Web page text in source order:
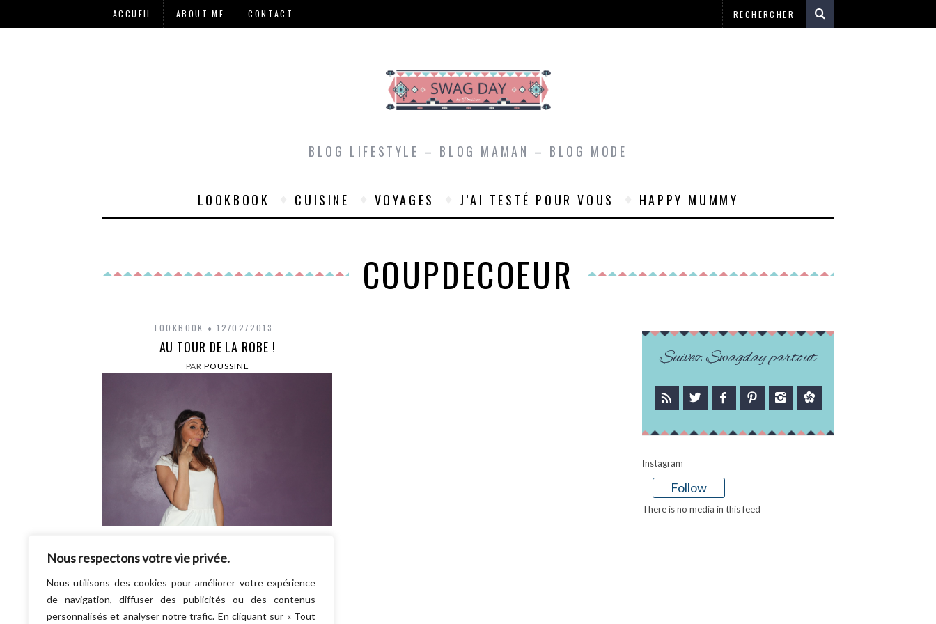
Nous respectons votre vie privée.
Nous utilisons des cookies pour améliorer votre expérience
de navigation, diffuser des publicités ou des contenus
personnalisés et analyser notre trafic. En cliquant sur « Tout
ACCUEIL ABOUT ME CONTACT
BLOG LIFESTYLE – BLOG MAMAN – BLOG MODE
LOOKBOOK CUISINE VOYAGES J’AI TESTÉ POUR VOUS HAPPY MUMMY
COUPDECOEUR
LOOKBOOK 12/02/2013
AU TOUR DE LA ROBE !
PARPOUSSINE
!!!! Enfin … plutôt 6 balles comme dirais ma
LIRE LA SUITE
Suivez Swagday partout
Instagram
Follow
There is no media in this feed